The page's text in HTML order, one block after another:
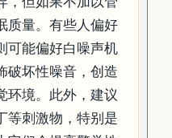
质量。有些人偏好
可能偏好白噪声机
破坏性噪音，创造
环境。此外，建议
等刺激物，特别是